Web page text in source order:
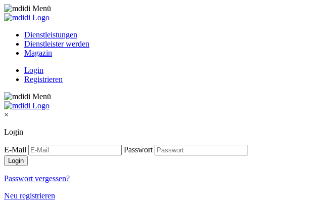
Dienstleistungen
Dienstleister werden
Magazin
Login
Registrieren
×
Login
E-Mail Passwort
Passwort vergessen?
Neu registrieren